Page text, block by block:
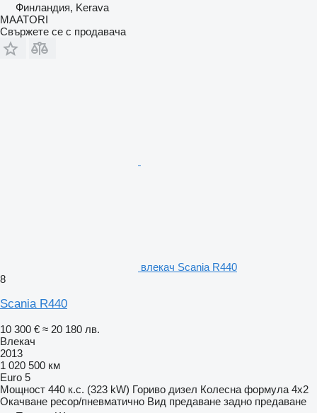
Финландия, Kerava
MAATORI
Свържете се с продавача
влекач Scania R440
8
Scania R440
10 300 € ≈ 20 180 лв.
Влекач
2013
1 020 500 км
Euro 5
Мощност 440 к.с. (323 kW) Гориво дизел Колесна формула 4x2
Окачване ресор/пневматично Вид предаване задно предаване